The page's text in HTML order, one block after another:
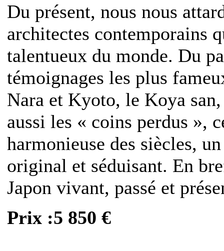
Du présent, nous nous
architectes contemporains
talentueux du monde. Du
témoignages les plus
Nara et Kyoto, le Koya
aussi les « coins perdus »,
harmonieuse des siècles,
original et séduisant. En
Japon vivant, passé et
Prix :5 850 €